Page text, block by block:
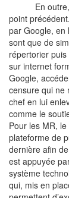
En outre, la
point
par Google, en
sont que de
répertorier
sur internet
Google,
censure qui ne
chef en lui
comme le
Pour les MR,
plateforme de
dernière afin
est appuyée
système
qui, mis en